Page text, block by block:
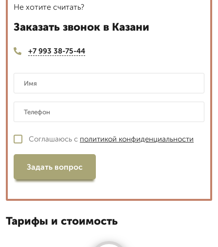
Не хотите считать?
Заказать звонок в Казани
+7 993 38-75-44
Соглашаюсь с политикой конфиденциальности
Задать вопрос
Тарифы и стоимость